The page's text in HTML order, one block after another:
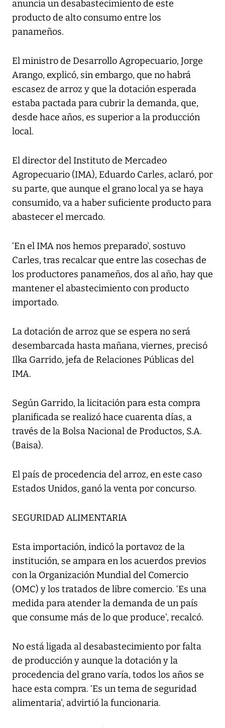
anuncia un desabastecimiento de este
producto de alto consumo entre los
panameños.
El ministro de Desarrollo Agropecuario, Jorge
Arango, explicó, sin embargo, que no habrá
escasez de arroz y que la dotación esperada
estaba pactada para cubrir la demanda, que,
desde hace años, es superior a la producción
local.
El director del Instituto de Mercadeo
Agropecuario (IMA), Eduardo Carles, aclaró, por
su parte, que aunque el grano local ya se haya
consumido, va a haber suficiente producto para
abastecer el mercado.
‘En el IMA nos hemos preparado', sostuvo
Carles, tras recalcar que entre las cosechas de
los productores panameños, dos al año, hay que
mantener el abastecimiento con producto
importado.
La dotación de arroz que se espera no será
desembarcada hasta mañana, viernes, precisó
Ilka Garrido, jefa de Relaciones Públicas del
IMA.
Según Garrido, la licitación para esta compra
planificada se realizó hace cuarenta días, a
través de la Bolsa Nacional de Productos, S.A.
(Baisa).
El país de procedencia del arroz, en este caso
Estados Unidos, ganó la venta por concurso.
SEGURIDAD ALIMENTARIA
Esta importación, indicó la portavoz de la
institución, se ampara en los acuerdos previos
con la Organización Mundial del Comercio
(OMC) y los tratados de libre comercio. ‘Es una
medida para atender la demanda de un país
que consume más de lo que produce', recalcó.
No está ligada al desabastecimiento por falta
de producción y aunque la dotación y la
procedencia del grano varía, todos los años se
hace esta compra. ‘Es un tema de seguridad
alimentaria', advirtió la funcionaria.